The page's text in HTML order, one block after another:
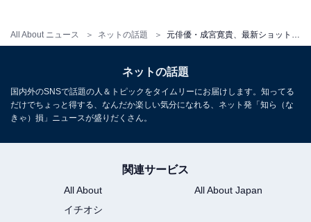
All About ニュース ネットの話題 元俳優・成宮寛貴、最新ショットが「顔変わった？」と話題に！ 「目ヂカラが！！」「シュッとしてカッコいい」
ネットの話題
国内外のSNSで話題の人＆トピックをタイムリーにお届けします。知ってる
だけでちょっと得する、なんだか楽しい気分になれる、ネット発「知ら（な
きゃ）損」ニュースが盛りだくさん。
関連サービス
All About
All About Japan
イチオシ